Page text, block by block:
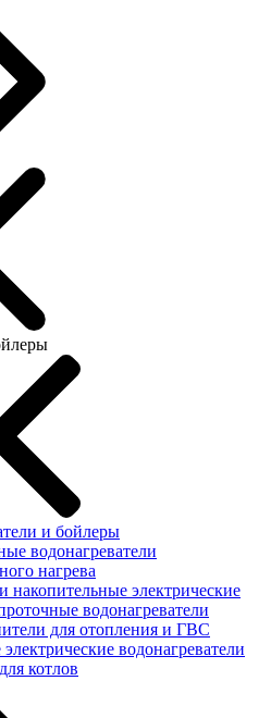
и бойлеры
водонагреватели
нагрева
накопительные электрические
водонагреватели
для отопления и ГВС
водонагреватели
котлов